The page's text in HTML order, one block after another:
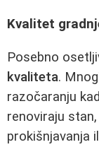
Kvalitet
Posebno
kvaliteta.
razočaranju
renoviraju
prokišnjavanja